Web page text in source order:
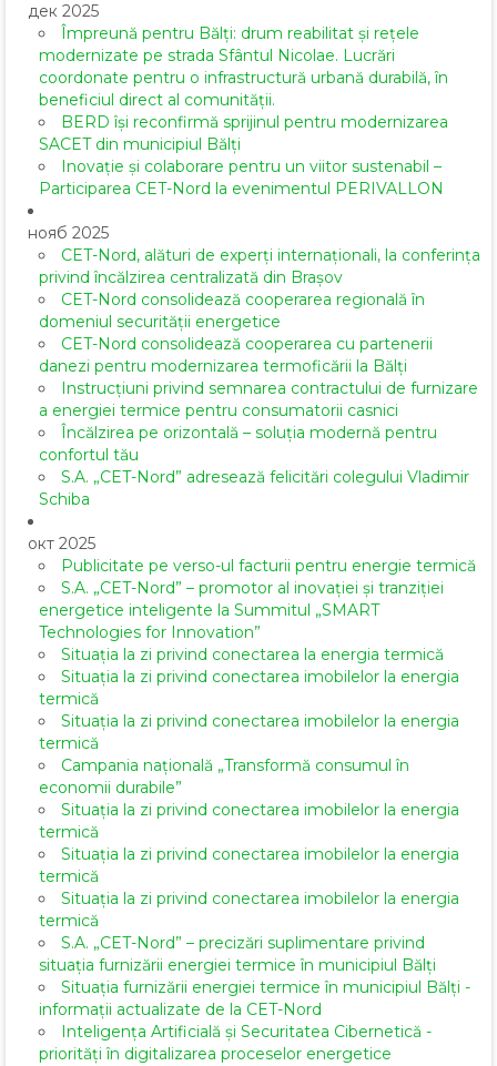
дек 2025
Împreună pentru Bălți: drum reabilitat și rețele
modernizate pe strada Sfântul Nicolae. Lucrări
coordonate pentru o infrastructură urbană durabilă, în
beneficiul direct al comunității.
BERD își reconfirmă sprijinul pentru modernizarea
SACET din municipiul Bălți
Inovație și colaborare pentru un viitor sustenabil –
Participarea CET-Nord la evenimentul PERIVALLON
нояб 2025
CET-Nord, alături de experți internaționali, la conferința
privind încălzirea centralizată din Brașov
CET-Nord consolidează cooperarea regională în
domeniul securității energetice
CET-Nord consolidează cooperarea cu partenerii
danezi pentru modernizarea termoficării la Bălți
Instrucțiuni privind semnarea contractului de furnizare
a energiei termice pentru consumatorii casnici
Încălzirea pe orizontală – soluția modernă pentru
confortul tău
S.A. „CET-Nord” adresează felicitări colegului Vladimir
Schiba
окт 2025
Publicitate pe verso-ul facturii pentru energie termică
S.A. „CET-Nord” – promotor al inovației și tranziției
energetice inteligente la Summitul „SMART
Technologies for Innovation”
Situația la zi privind conectarea la energia termică
Situația la zi privind conectarea imobilelor la energia
termică
Situația la zi privind conectarea imobilelor la energia
termică
Campania națională „Transformă consumul în
economii durabile”
Situația la zi privind conectarea imobilelor la energia
termică
Situația la zi privind conectarea imobilelor la energia
termică
Situația la zi privind conectarea imobilelor la energia
termică
S.A. „CET-Nord” – precizări suplimentare privind
situația furnizării energiei termice în municipiul Bălți
Situația furnizării energiei termice în municipiul Bălți -
informații actualizate de la CET-Nord
Inteligența Artificială și Securitatea Cibernetică -
priorități în digitalizarea proceselor energetice